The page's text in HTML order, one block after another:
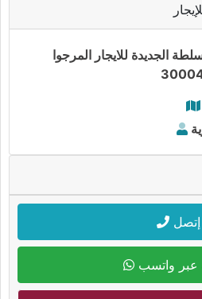
الجديدة للايجار المرجوا
إتصل
عبر واتسب